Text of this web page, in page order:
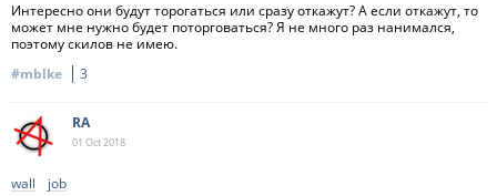
Интересно они будут торогаться или сразу откажут? А если откажут, то
может мне нужно будет поторговаться? Я не много раз нанимался,
поэтому скилов не имею.
#mblke
3
RA
01 Oct2018
wall
job